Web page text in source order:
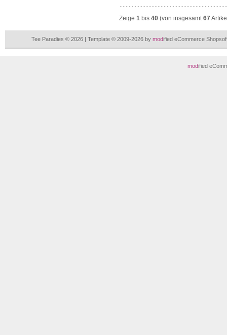
Zeige 1 bis 40 (von insgesamt67
Tee Paradies © 2026 | Template © 2009-2026 by modified eCommerce
modified